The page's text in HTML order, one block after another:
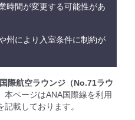
時間が変更する可能性があ
州により入室条件に制約が
際航空ラウンジ（No.71ラウ
本ページはANA国際線を利用
載しております。